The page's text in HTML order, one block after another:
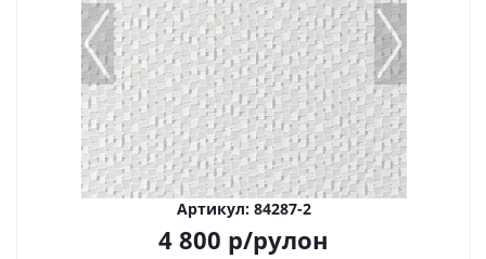
Артикул: 84287-2
4 800 р/рулон